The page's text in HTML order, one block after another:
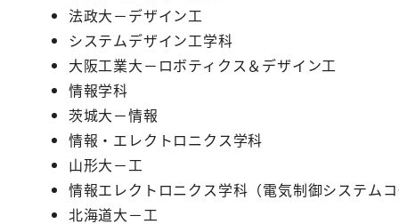
法政大－デザイン工
システムデザイン工学科
大阪工業大－ロボティクス＆デザイン工
情報学科
茨城大－情報
情報・エレクトロニクス学科
山形大－工
情報エレクトロニクス学科（電気制御システム
北海道大－工